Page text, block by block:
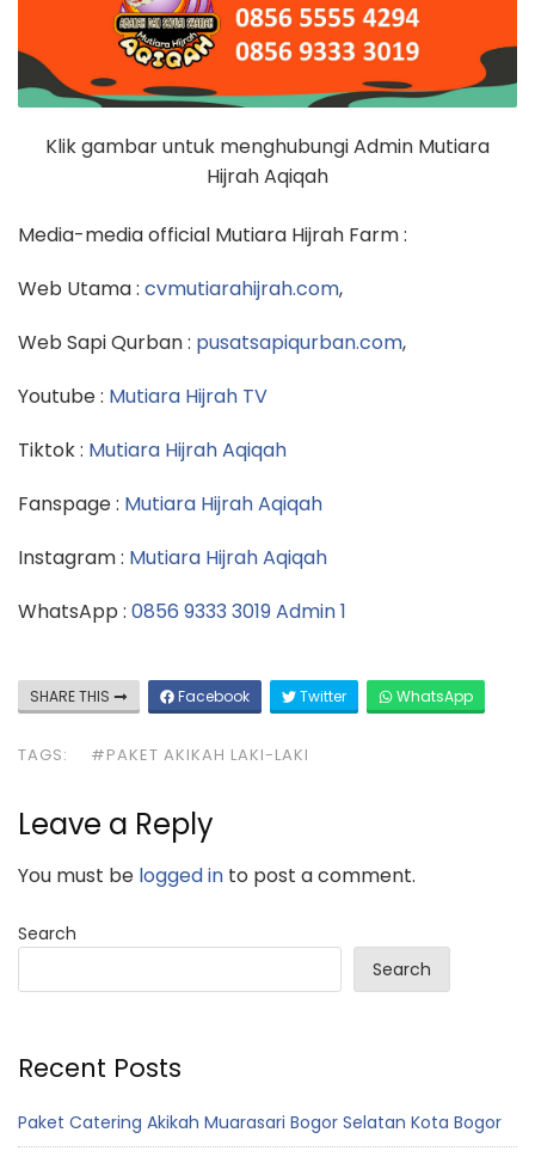
Klik gambar untuk menghubungi Admin Mutiara
Hijrah Aqiqah
Media-media official Mutiara Hijrah Farm :
Web Utama : cvmutiarahijrah.com,
Web Sapi Qurban : pusatsapiqurban.com,
Youtube : Mutiara Hijrah TV
Tiktok : Mutiara Hijrah Aqiqah
Fanspage : Mutiara Hijrah Aqiqah
Instagram : Mutiara Hijrah Aqiqah
WhatsApp : 0856 9333 3019 Admin 1
SHARE THIS Facebook Twitter WhatsApp
TAGS: #PAKET AKIKAH LAKI-LAKI
Leave a Reply
You must be logged in to post a comment.
Search
Search
Recent Posts
Paket Catering Akikah Muarasari Bogor Selatan Kota Bogor